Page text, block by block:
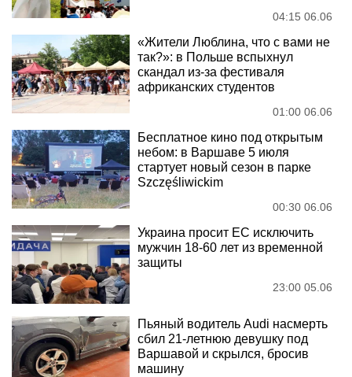
04:15 06.06
«Жители Люблина, что с вами не
так?»: в Польше вспыхнул
скандал из-за фестиваля
африканских студентов
01:00 06.06
Бесплатное кино под открытым
небом: в Варшаве 5 июля
стартует новый сезон в парке
Szczęśliwickim
00:30 06.06
Украина просит ЕС исключить
мужчин 18-60 лет из временной
защиты
23:00 05.06
Пьяный водитель Audi насмерть
сбил 21-летнюю девушку под
Варшавой и скрылся, бросив
машину